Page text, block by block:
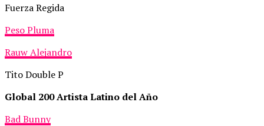
Fuerza Regida
Peso Pluma
Rauw Alejandro
Tito Double P
Global 200 Artista Latino del Año
Bad Bunny